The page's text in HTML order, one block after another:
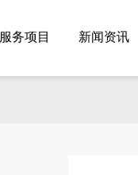
服务项目 新闻资讯